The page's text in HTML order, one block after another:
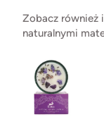
Zobacz również
naturalnymi